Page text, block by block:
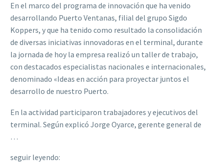
En el marco del programa de innovación que ha venido
desarrollando Puerto Ventanas, filial del grupo Sigdo
Koppers, y que ha tenido como resultado la consolidación
de diversas iniciativas innovadoras en el terminal, durante
la jornada de hoy la empresa realizó un taller de trabajo,
con destacados especialistas nacionales e internacionales,
denominado «Ideas en acción para proyectar juntos el
desarrollo de nuestro Puerto.
En la actividad participaron trabajadores y ejecutivos del
terminal. Según explicó Jorge Oyarce, gerente general de
…
seguir leyendo: